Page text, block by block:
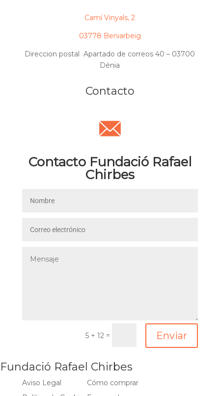
Camí Vinyals, 2
03778 Beniarbeig
Direccion postal Apartado de correos 40 – 03700
Dénia
Contacto
Contacto Fundació Rafael
Chirbes
5 + 12 = Enviar
Fundació Rafael Chirbes
Aviso Legal
Cómo comprar